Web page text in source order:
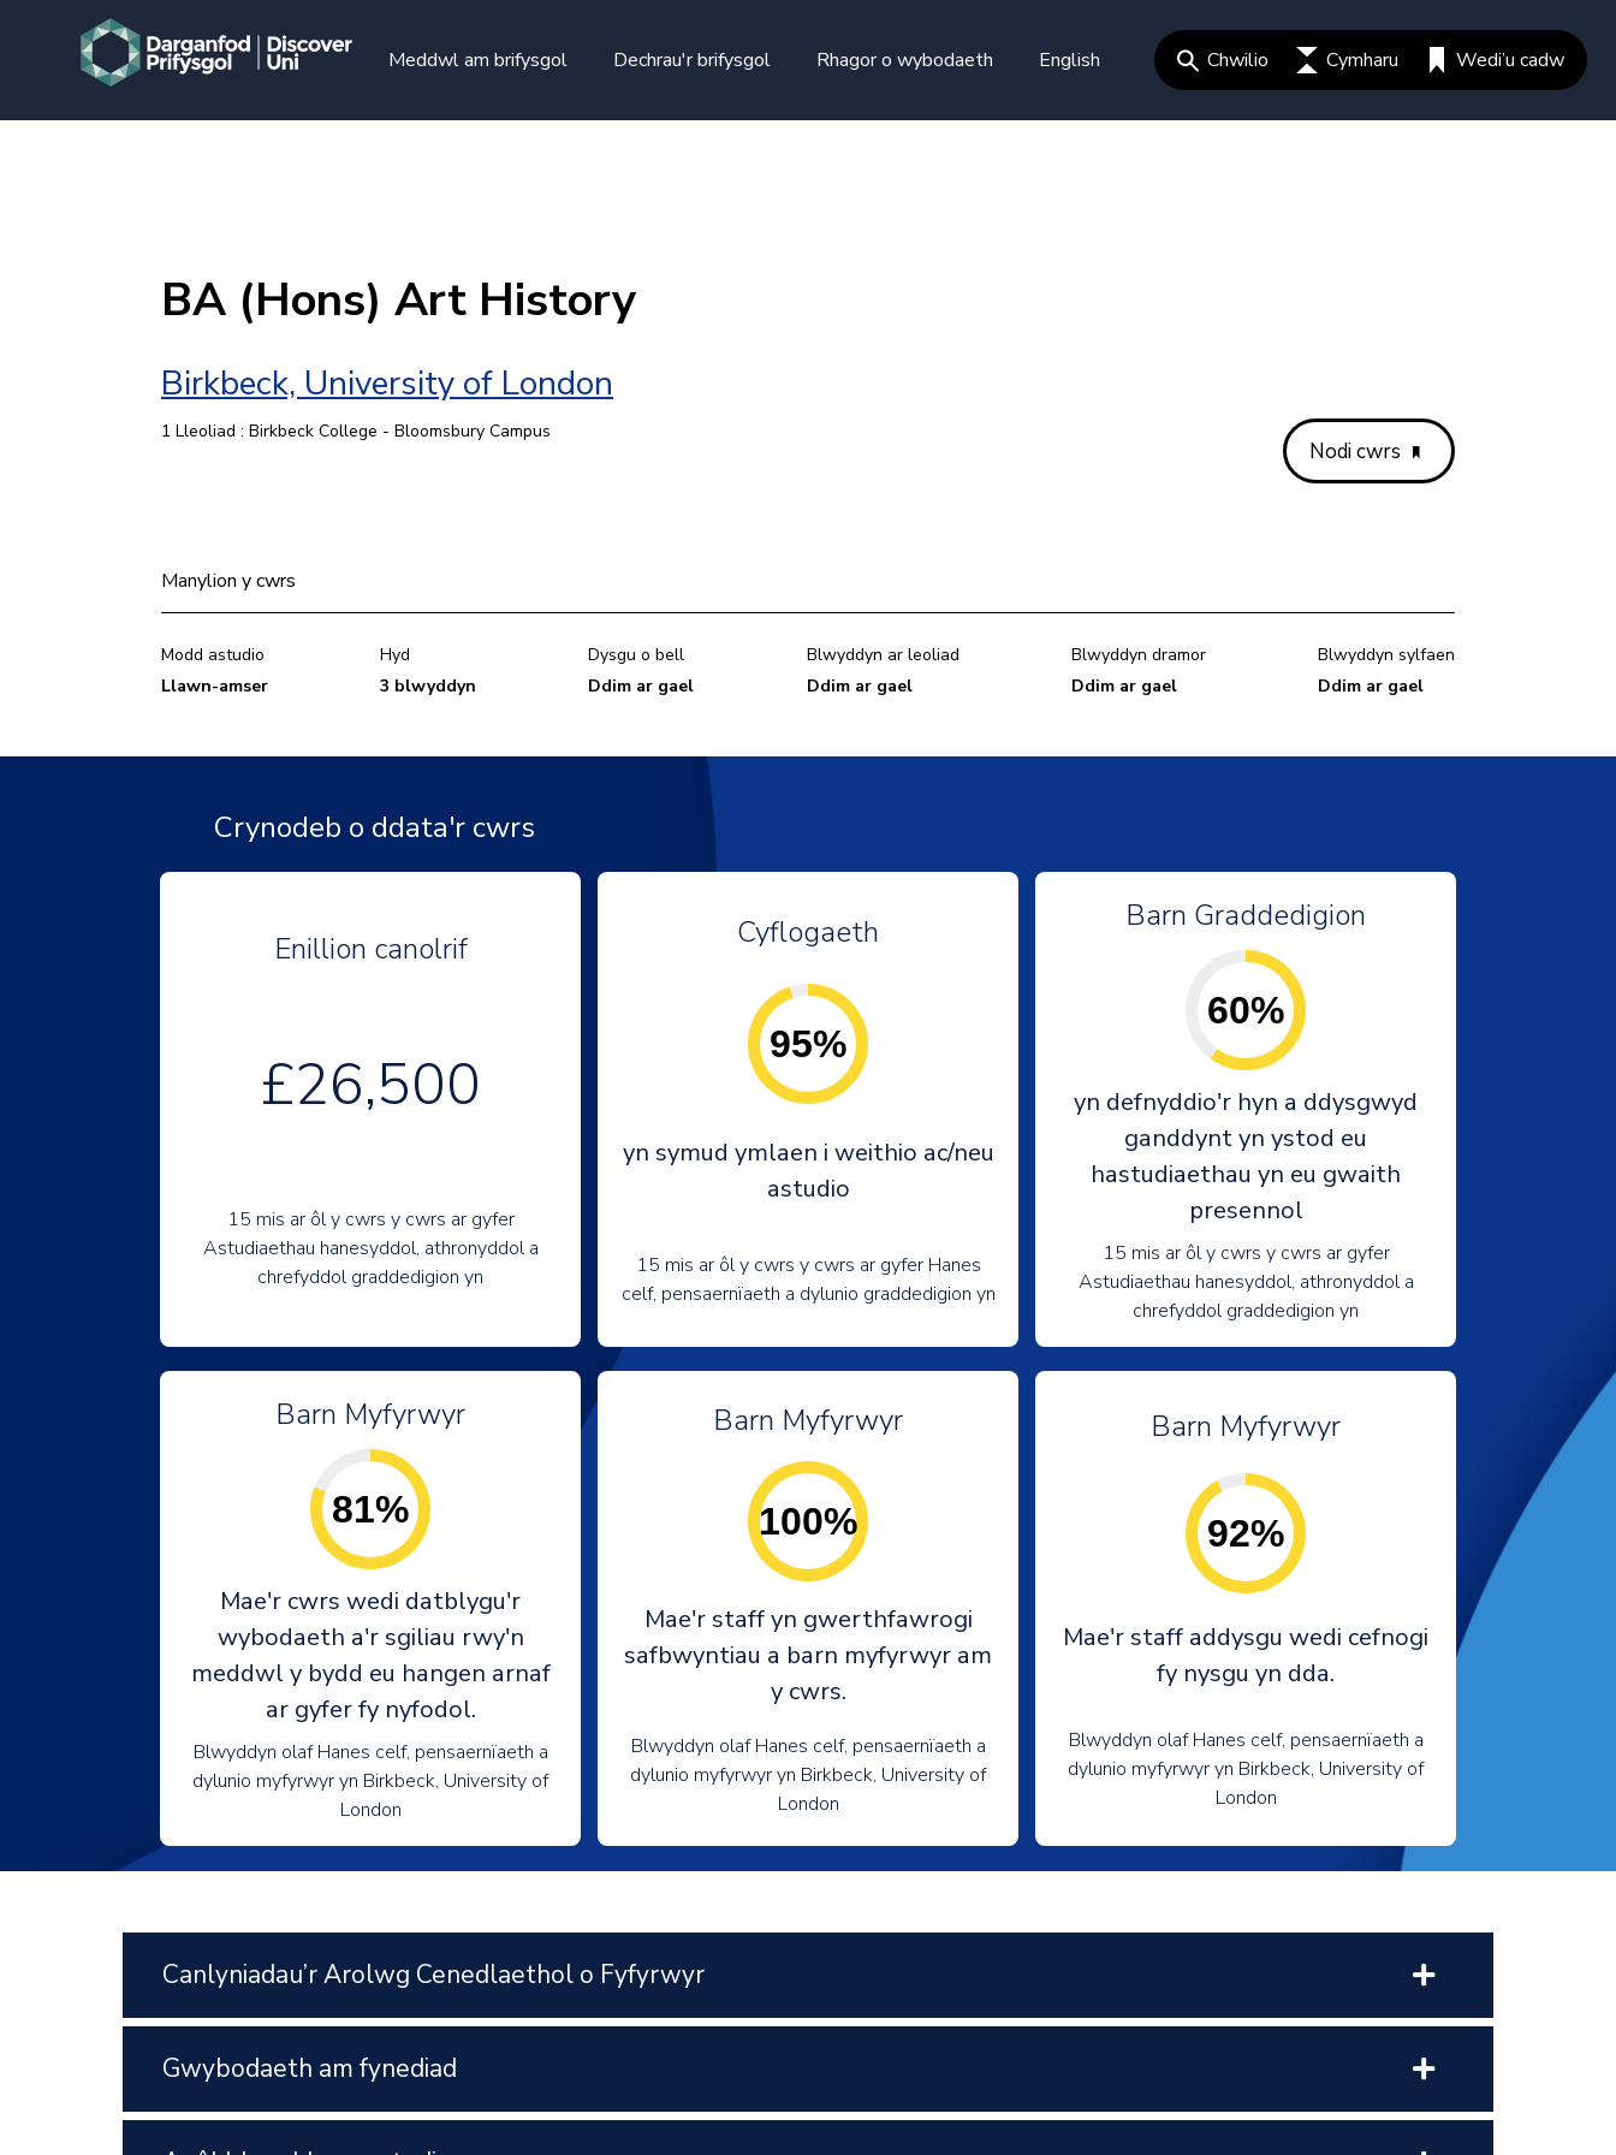
Meddwl am brifysgol
Dechrau'r brifysgol Rhagor o wybodaeth English Chwilio Cymharu Wedi’u cadw
BA (Hons) Art History
Birkbeck, University of London
1 Lleoliad : Birkbeck College - Bloomsbury Campus
Nodi cwrs
Manylion y cwrs
Modd astudio
Llawn-amser
Hyd
3 blwyddyn
Dysgu o bell
Ddim ar gael
Blwyddyn ar leoliad
Ddim ar gael
Blwyddyn dramor
Ddim ar gael
Blwyddyn sylfaen
Ddim ar gael
Crynodeb o ddata'r cwrs
Enillion canolrif
£26,500
15 mis ar ôl y cwrs y cwrs ar gyfer
Astudiaethau hanesyddol, athronyddol a
chrefyddol graddedigion yn
Cyflogaeth
95%
yn symud ymlaen i weithio ac/neu
astudio
15 mis ar ôl y cwrs y cwrs ar gyfer Hanes
celf, pensaernïaeth a dylunio graddedigion yn
Barn Graddedigion
60%
yn defnyddio'r hyn a ddysgwyd
ganddynt yn ystod eu
hastudiaethau yn eu gwaith
presennol
15 mis ar ôl y cwrs y cwrs ar gyfer
Astudiaethau hanesyddol, athronyddol a
chrefyddol graddedigion yn
Barn Myfyrwyr
81%
Mae'r cwrs wedi datblygu'r
wybodaeth a'r sgiliau rwy'n
meddwl y bydd eu hangen arnaf
ar gyfer fy nyfodol.
Blwyddyn olaf Hanes celf, pensaernïaeth a
dylunio myfyrwyr yn Birkbeck, University of
London
Barn Myfyrwyr
100%
Mae'r staff yn gwerthfawrogi
safbwyntiau a barn myfyrwyr am
y cwrs.
Blwyddyn olaf Hanes celf, pensaernïaeth a
dylunio myfyrwyr yn Birkbeck, University of
London
Barn Myfyrwyr
92%
Mae'r staff addysgu wedi cefnogi
fy nysgu yn dda.
Blwyddyn olaf Hanes celf, pensaernïaeth a
dylunio myfyrwyr yn Birkbeck, University of
London
Canlyniadau’r Arolwg Cenedlaethol o Fyfyrwyr
Gwybodaeth am fynediad